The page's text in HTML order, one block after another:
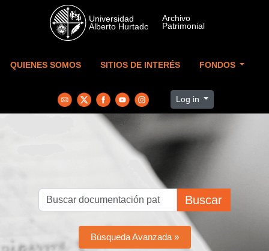
Skip to main content
QUIENES SOMOS SITIOS DE INTERÉS FONDOS
Log in
Buscar
Búsqueda Avanzada »